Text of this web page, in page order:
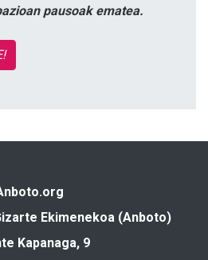
pausoak ematea.
Ekimenekoa (Anboto)
Kapanaga, 9